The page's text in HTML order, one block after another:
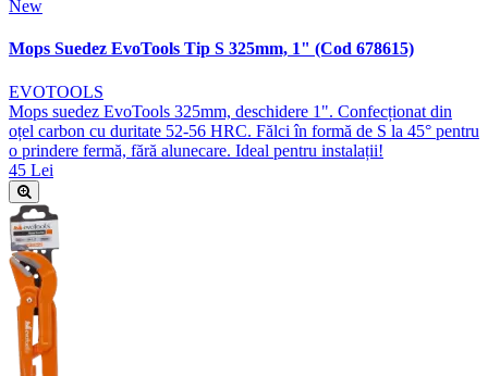
New
Mops Suedez EvoTools Tip S 325mm, 1" (Cod 678615)
EVOTOOLS
Mops suedez EvoTools 325mm, deschidere 1". Confecționat din
oțel carbon cu duritate 52-56 HRC. Fălci în formă de S la 45° pentru
o prindere fermă, fără alunecare. Ideal pentru instalații!
45 Lei